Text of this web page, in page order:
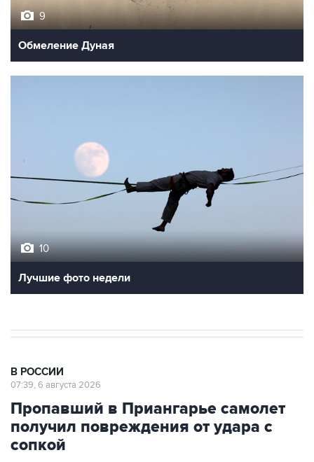
9
Обмеление Дуная
10
Лучшие фото недели
В РОССИИ
07:39, 6 августа 2026
Пропавший в Приангарье самолет
получил повреждения от удара с
сопкой